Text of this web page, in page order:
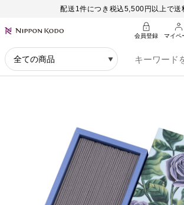
配送1件につき税込5,500円以上で送
会員登録 マイペ